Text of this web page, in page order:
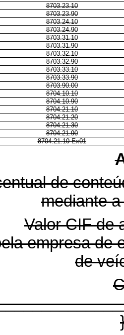
8703.23.10
8703.23.90
8703.24.10
8703.24.90
8703.31.10
8703.31.90
8703.32.10
8703.32.90
8703.33.10
8703.33.90
8703.90.00
8704.10.10
8704.10.90
8704.21.10
8704.21.20
8704.21.30
8704.21.90
8704.21.10 Ex01
de
mediante
Valor CIF de
empresa de
de